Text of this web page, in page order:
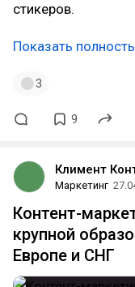
стикеров.
Показать
3
9
Климент
Маркетинг
Контент-
крупной
Европе и СНГ